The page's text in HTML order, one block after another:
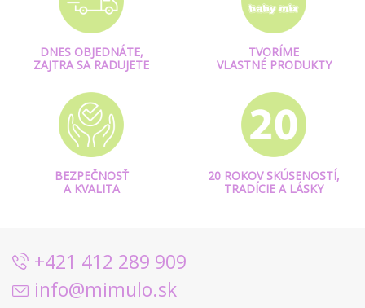
DNES OBJEDNÁTE,
ZAJTRA SA RADUJETE
TVORÍME
VLASTNÉ PRODUKTY
BEZPEČNOSŤ
A KVALITA
20 ROKOV SKÚSENOSTÍ,
TRADÍCIE A LÁSKY
+421 412 289 909
info@mimulo.sk